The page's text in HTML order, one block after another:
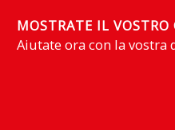
MOSTRATE IL VOSTRO
Aiutate ora con la vostra